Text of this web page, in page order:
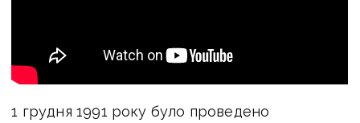
1 грудня 1991 року було проведено